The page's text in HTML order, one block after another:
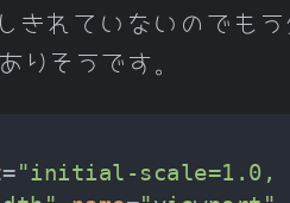
きれていないのでもう
りそうです。
="initial-scale=1.0,